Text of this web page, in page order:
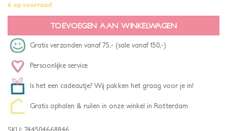
6 op voorraad
TOEVOEGEN AAN WINKELWAGEN
Gratis verzonden vanaf 75,- (sale vanaf 150,-)
Persoonlijke service
Is het een cadeautje? Wij pakken het graag voor je in!
Gratis ophalen & ruilen in onze winkel in Rotterdam